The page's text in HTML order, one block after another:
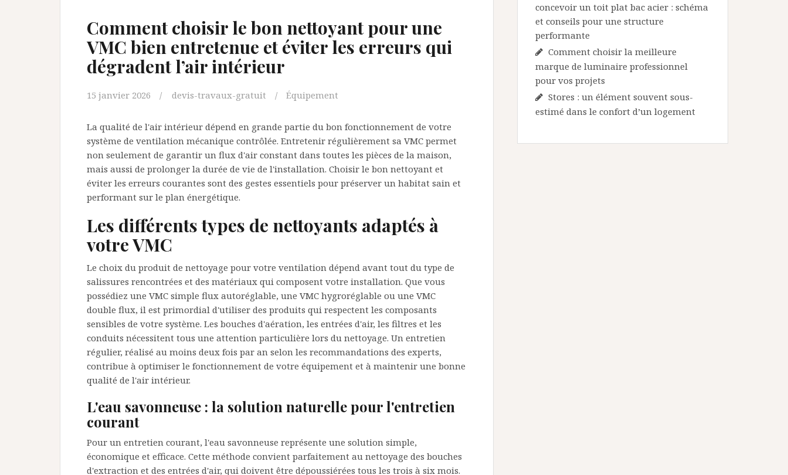
Comment choisir le bon nettoyant pour une
VMC bien entretenue et éviter les erreurs qui
dégradent l’air intérieur
15 janvier 2026 devis-travaux-gratuit Équipement
La qualité de l'air intérieur dépend en grande partie du bon fonctionnement de votre
système de ventilation mécanique contrôlée. Entretenir régulièrement sa VMC permet
non seulement de garantir un flux d'air constant dans toutes les pièces de la maison,
mais aussi de prolonger la durée de vie de l'installation. Choisir le bon nettoyant et
éviter les erreurs courantes sont des gestes essentiels pour préserver un habitat sain et
performant sur le plan énergétique.
Les différents types de nettoyants adaptés à
votre VMC
Le choix du produit de nettoyage pour votre ventilation dépend avant tout du type de
salissures rencontrées et des matériaux qui composent votre installation. Que vous
possédiez une VMC simple flux autoréglable, une VMC hygroréglable ou une VMC
double flux, il est primordial d'utiliser des produits qui respectent les composants
sensibles de votre système. Les bouches d'aération, les entrées d'air, les filtres et les
conduits nécessitent tous une attention particulière lors du nettoyage. Un entretien
régulier, réalisé au moins deux fois par an selon les recommandations des experts,
contribue à optimiser le fonctionnement de votre équipement et à maintenir une bonne
qualité de l'air intérieur.
L'eau savonneuse : la solution naturelle pour l'entretien
courant
Pour un entretien courant, l'eau savonneuse représente une solution simple,
économique et efficace. Cette méthode convient parfaitement au nettoyage des bouches
d'extraction et des entrées d'air, qui doivent être dépoussiérées tous les trois à six mois.
concevoir un toit plat bac acier : schéma
et conseils pour une structure
performante
Comment choisir la meilleure
marque de luminaire professionnel
pour vos projets
Stores : un élément souvent sous-
estimé dans le confort d’un logement